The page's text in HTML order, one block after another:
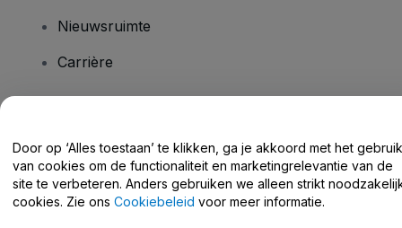
Nieuwsruimte
Carrière
Helpcentrum / Neem Contact Met Ons Op
Door op ‘Alles toestaan’ te klikken, ga je akkoord met het gebruik
van cookies om de functionaliteit en marketingrelevantie van de
site te verbeteren. Anders gebruiken we alleen strikt
cookies. Zie ons Cookiebeleid voor meer informatie.